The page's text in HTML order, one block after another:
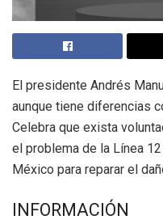
El presidente Andrés
aunque tiene diferencias
Celebra que exista
el problema de la Línea
México para reparar el
INFORMACIÓN